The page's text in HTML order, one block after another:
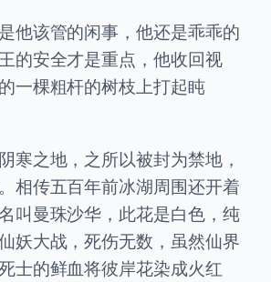
他该管的闲事，他还是乖乖的
的安全才是重点，他收回视
一棵粗杆的树枝上打起盹
寒之地，之所以被封为禁地，
相传五百年前冰湖周围还开着
叫曼珠沙华，此花是白色，纯
妖大战，死伤无数，虽然仙界
士的鲜血将彼岸花染成火红